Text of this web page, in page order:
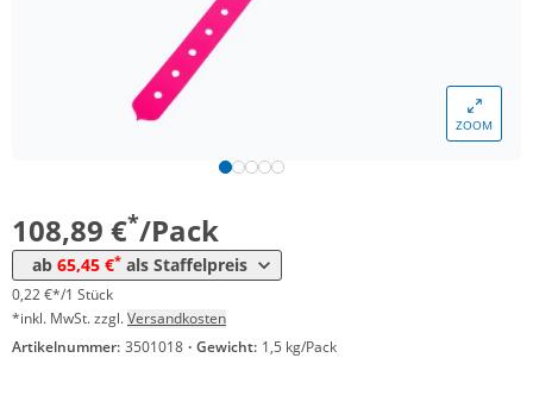
ZOOM
108,89 €*/Pack
ab 65,45 €* als Staffelpreis
89,25 €
ab 20 Pack
71,40 €
0,22 €*/1 Stück
*inkl. MwSt. zzgl.Versandkosten
Artikelnummer: 3501018 · Gewicht: 1,5 kg/Pack